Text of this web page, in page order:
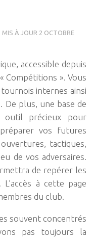
· MIS À JOUR 2 OCTOBRE
accessible depuis
Compétitions ». Vous
internes ainsi
De plus, une base de
outil précieux pour
vos futures
tactiques,
de vos adversaires.
de repérer les
à cette page
du club.
souvent concentrés
pas toujours la